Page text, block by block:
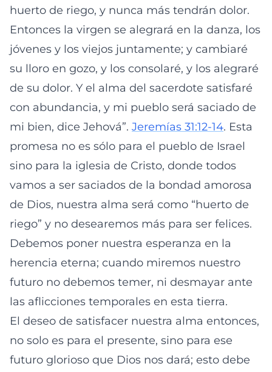
huerto de riego, y nunca más tendrán dolor.
Entonces la virgen se alegrará en la danza, los
jóvenes y los viejos juntamente; y cambiaré
su lloro en gozo, y los consolaré, y los alegraré
de su dolor. Y el alma del sacerdote satisfaré
con abundancia, y mi pueblo será saciado de
mi bien, dice Jehová”. Jeremías 31:12-14. Esta
promesa no es sólo para el pueblo de Israel
sino para la iglesia de Cristo, donde todos
vamos a ser saciados de la bondad amorosa
de Dios, nuestra alma será como “huerto de
riego” y no desearemos más para ser felices.
Debemos poner nuestra esperanza en la
herencia eterna; cuando miremos nuestro
futuro no debemos temer, ni desmayar ante
las aflicciones temporales en esta tierra.
El deseo de satisfacer nuestra alma entonces,
no solo es para el presente, sino para ese
futuro glorioso que Dios nos dará; esto debe